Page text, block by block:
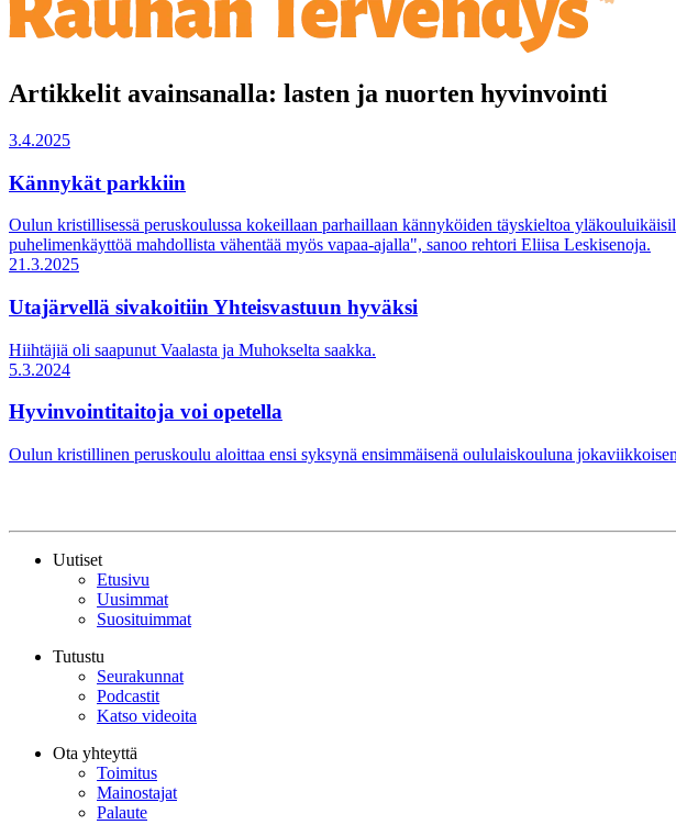
Artikkelit avainsanalla: lasten ja nuorten hyvinvointi
3.4.2025
Kännykät parkkiin
Oulun kristillisessä peruskoulussa kokeillaan parhaillaan kännyköiden täyskieltoa
puhelimenkäyttöä mahdollista vähentää myös vapaa-ajalla", sanoo rehtori Eliisa Leskisenoja.
21.3.2025
Utajärvellä sivakoitiin Yhteisvastuun hyväksi
Hiihtäjiä oli saapunut Vaalasta ja Muhokselta saakka.
5.3.2024
Hyvinvointitaitoja voi opetella
Oulun kristillinen peruskoulu aloittaa ensi syksynä ensimmäisenä oululaiskouluna
Uutiset
Etusivu
Uusimmat
Suosituimmat
Tutustu
Seurakunnat
Podcastit
Katso videoita
Ota yhteyttä
Toimitus
Mainostajat
Palaute